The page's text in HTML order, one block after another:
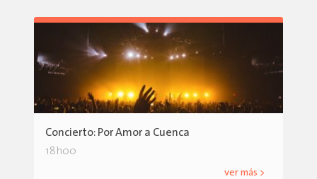
Concierto: Por Amor a Cuenca
18h00
ver más >